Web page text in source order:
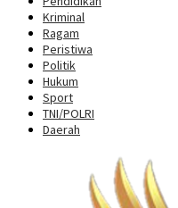
Kriminal
Ragam
Peristiwa
Politik
Hukum
Sport
TNI/POLRI
Daerah